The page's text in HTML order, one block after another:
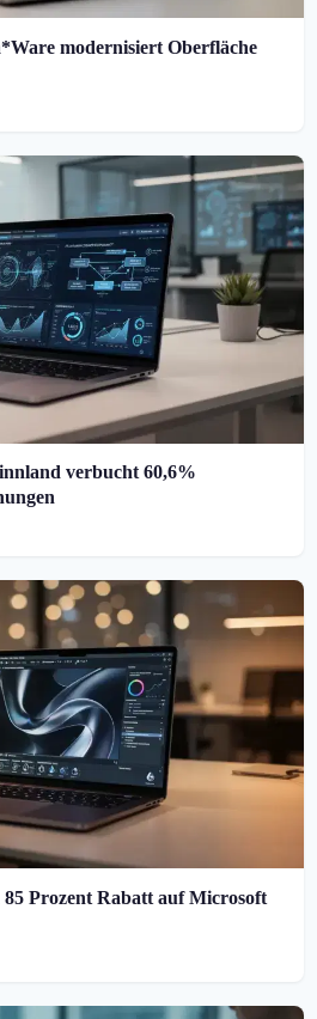
modernisiert Oberfläche
verbucht 60,6%
Prozent Rabatt auf Microsoft